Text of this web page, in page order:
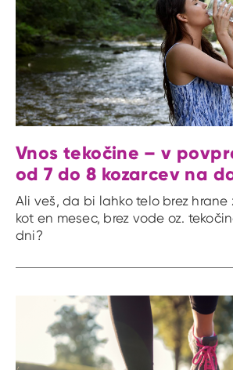
Vnos tekočine – v
od 7 do 8 kozarcev na
Ali veš, da bi lahko telo brez hrane
kot en mesec, brez vode oz.
dni?